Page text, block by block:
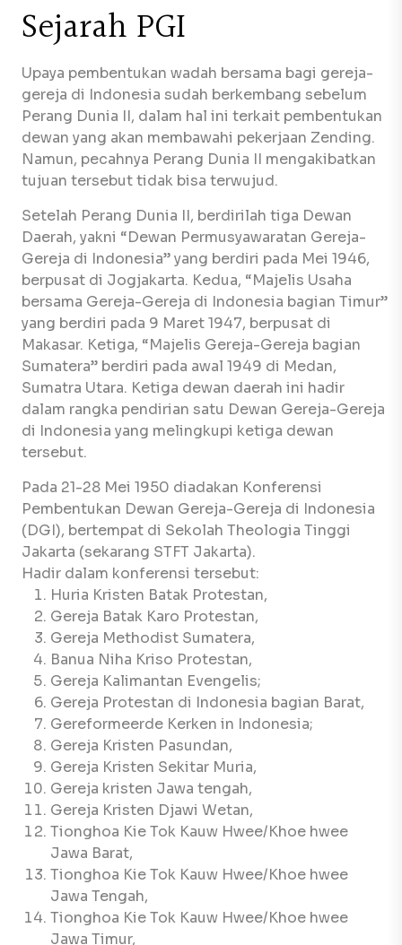
Sejarah PGI
Upaya pembentukan wadah bersama bagi gereja-
gereja di Indonesia sudah berkembang sebelum
Perang Dunia II, dalam hal ini terkait pembentukan
dewan yang akan membawahi pekerjaan Zending.
Namun, pecahnya Perang Dunia II mengakibatkan
tujuan tersebut tidak bisa terwujud.
Setelah Perang Dunia II, berdirilah tiga Dewan
Daerah, yakni “Dewan Permusyawaratan Gereja-
Gereja di Indonesia” yang berdiri pada Mei 1946,
berpusat di Jogjakarta. Kedua, “Majelis Usaha
bersama Gereja-Gereja di Indonesia bagian Timur”
yang berdiri pada 9 Maret 1947, berpusat di
Makasar. Ketiga, “Majelis Gereja-Gereja bagian
Sumatera” berdiri pada awal 1949 di Medan,
Sumatra Utara. Ketiga dewan daerah ini hadir
dalam rangka pendirian satu Dewan Gereja-Gereja
di Indonesia yang melingkupi ketiga dewan
tersebut.
Pada 21-28 Mei 1950 diadakan Konferensi
Pembentukan Dewan Gereja-Gereja di Indonesia
(DGI), bertempat di Sekolah Theologia Tinggi
Jakarta (sekarang STFT Jakarta).
Hadir dalam konferensi tersebut:
Huria Kristen Batak Protestan,
Gereja Batak Karo Protestan,
Gereja Methodist Sumatera,
Banua Niha Kriso Protestan,
Gereja Kalimantan Evengelis;
Gereja Protestan di Indonesia bagian Barat,
Gereformeerde Kerken in Indonesia;
Gereja Kristen Pasundan,
Gereja Kristen Sekitar Muria,
Gereja kristen Jawa tengah,
Gereja Kristen Djawi Wetan,
Tionghoa Kie Tok Kauw Hwee/Khoe hwee
Jawa Barat,
Tionghoa Kie Tok Kauw Hwee/Khoe hwee
Jawa Tengah,
Tionghoa Kie Tok Kauw Hwee/Khoe hwee
Jawa Timur,